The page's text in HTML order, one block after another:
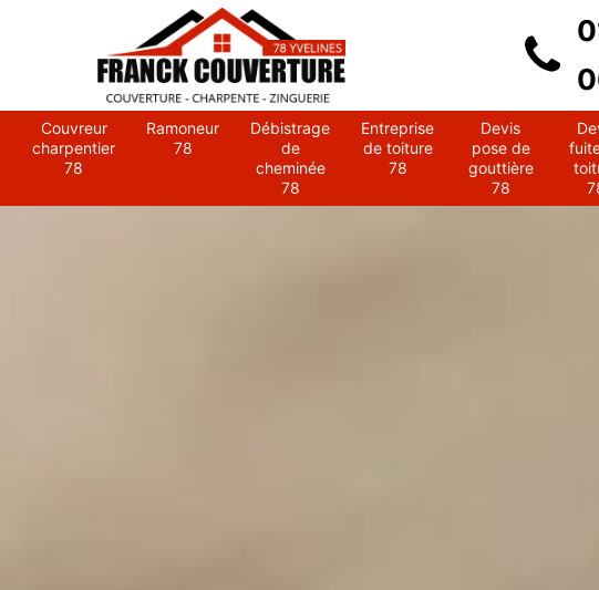
Couvreur
charpentier
78
Ramoneur
78
Débistrage
de
cheminée
78
Entreprise
de toiture
78
Devis
pose de
gouttière
78